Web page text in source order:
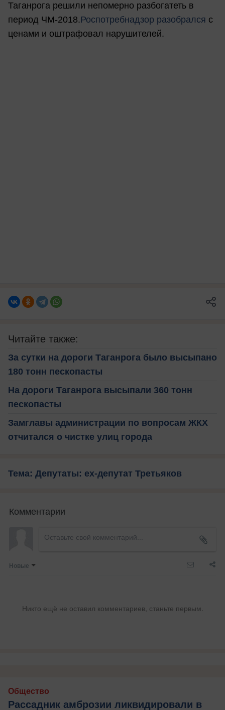
Таганрога решили непомерно разбогатеть в
период ЧМ-2018.Роспотребнадзор разобрался с
ценами и оштрафовал нарушителей.
Читайте также:
За сутки на дороги Таганрога было высыпано
180 тонн пескопасты
На дороги Таганрога высыпали 360 тонн
пескопасты
Замглавы администрации по вопросам ЖКХ
отчитался о чистке улиц города
Тема: Депутаты: ex-депутат Третьяков
Комментарии
Новые
Никто ещё не оставил комментариев, станьте первым.
Общество
Рассадник амброзии ликвидировали в